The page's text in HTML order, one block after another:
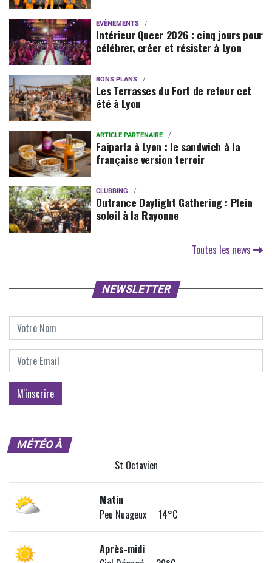
EVÈNEMENTS
Intérieur Queer 2026 : cinq jours pour
célébrer, créer et résister à Lyon
BONS PLANS
Les Terrasses du Fort de retour cet
été à Lyon
ARTICLE PARTENAIRE
Faiparla à Lyon : le sandwich à la
française version terroir
CLUBBING
Outrance Daylight Gathering : Plein
soleil à la Rayonne
Toutes les news
NEWSLETTER
MÉTÉO À
St Octavien
Matin
Peu Nuageux 14°C
Après-midi